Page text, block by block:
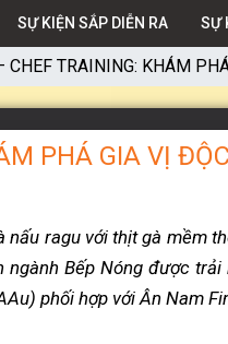
SỰ KIỆN SẮP DIỄN RA SỰ
TRAINING: KHÁM
PHÁ GIA VỊ ĐỘC
ragu với thịt gà mềm
Bếp Nóng được trải
phối hợp với Ân Nam